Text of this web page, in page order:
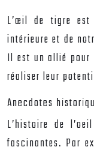
L’œil de tigre
intérieure et de
Il est un allié pour
réaliser leur
Anecdotes
L’histoire de
fascinantes. Par